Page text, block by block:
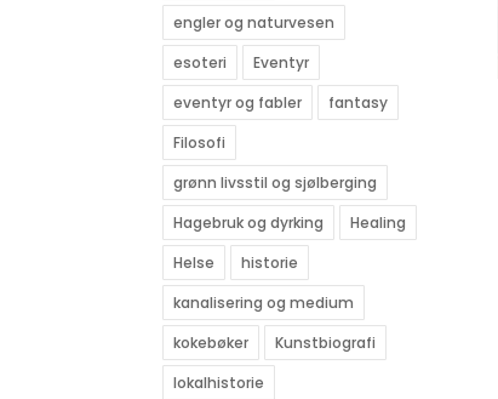
engler og naturvesen
esoteri
Eventyr
eventyr og fabler
fantasy
Filosofi
grønn livsstil og sjølberging
Hagebruk og dyrking
Healing
Helse
historie
kanalisering og medium
kokebøker
Kunstbiografi
lokalhistorie